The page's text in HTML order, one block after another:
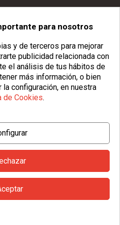
Aviso Legal
| Configurar Cookies |
Generales
para nosotros
y de terceros para mejorar
publicidad relacionada con
el análisis de tus hábitos de
más información, o bien
configuración, en nuestra
de Cookies.